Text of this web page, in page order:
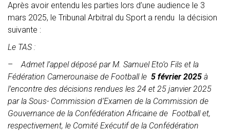
Après avoir entendu les parties lors d’une audience le 3
mars 2025, le Tribunal Arbitral du Sport a rendu la décision
suivante :
Le TAS :
–Admet l’appel déposé par M. Samuel Eto’o Fils et la
Fédération Camerounaise de Football le 5 février 2025 à
l’encontre des décisions rendues les 24 et 25 janvier 2025
par la Sous- Commission d’Examen de la Commission de
Gouvernance de la Confédération Africaine de Football et,
respectivement, le Comité Exécutif de la Confédération